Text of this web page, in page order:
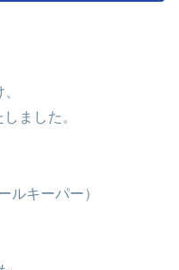
ました。
ルキーパー）